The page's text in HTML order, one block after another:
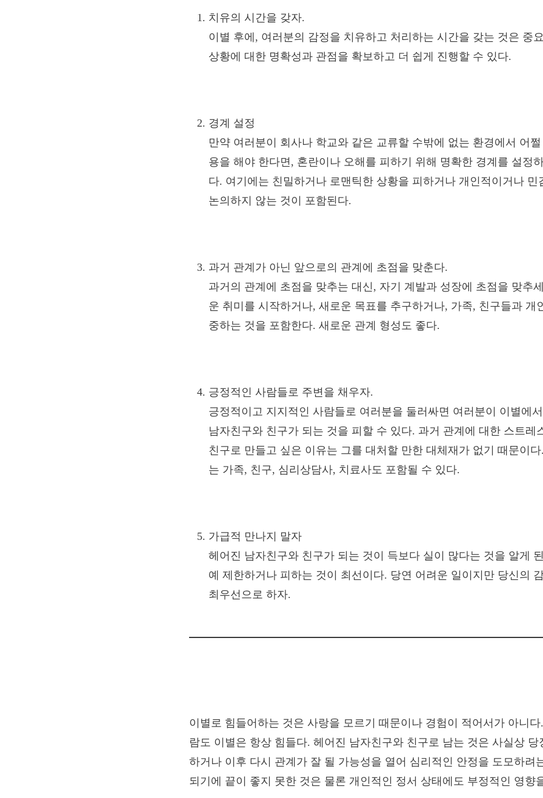
치유의 시간을 갖자.
이별 후에, 여러분의 감정을 치유하고 처리하는 시간을 갖는 것은 중
상황에 대한 명확성과 관점을 확보하고 더 쉽게 진행할 수 있다.
경계 설정
만약 여러분이 회사나 학교와 같은 교류할 수밖에 없는 환경에서 어
용을 해야 한다면, 혼란이나 오해를 피하기 위해 명확한 경계를 설정
다. 여기에는 친밀하거나 로맨틱한 상황을 피하거나 개인적이거나 민
논의하지 않는 것이 포함된다.
과거 관계가 아닌 앞으로의 관계에 초점을 맞춘다.
과거의 관계에 초점을 맞추는 대신, 자기 계발과 성장에 초점을 맞추
운 취미를 시작하거나, 새로운 목표를 추구하거나, 가족, 친구들과 개
중하는 것을 포함한다. 새로운 관계 형성도 좋다.
긍정적인 사람들로 주변을 채우자.
긍정적이고 지지적인 사람들로 여러분을 둘러싸면 여러분이 이별에
남자친구와 친구가 되는 것을 피할 수 있다. 과거 관계에 대한 스트레
친구로 만들고 싶은 이유는 그를 대처할 만한 대체재가 없기 때문이
는 가족, 친구, 심리상담사, 치료사도 포함될 수 있다.
가급적 만나지 말자
헤어진 남자친구와 친구가 되는 것이 득보다 실이 많다는 것을 알게
예 제한하거나 피하는 것이 최선이다. 당연 어려운 일이지만 당신의
최우선으로 하자.
이별로 힘들어하는 것은 사랑을 모르기 때문이나 경험이 적어서가 아니
람도 이별은 항상 힘들다. 헤어진 남자친구와 친구로 남는 것은 사실상 당
하거나 이후 다시 관계가 잘 될 가능성을 열어 심리적인 안정을 도모하려
되기에 끝이 좋지 못한 것은 물론 개인적인 정서 상태에도 부정적인 영향